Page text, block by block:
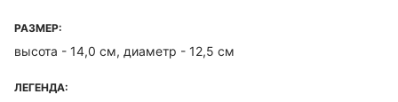
РАЗМЕР:
высота - 14,0 см, диаметр - 12,5 см
ЛЕГЕНДА: